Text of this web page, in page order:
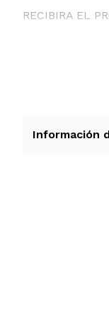
RECIBIRA EL
Información